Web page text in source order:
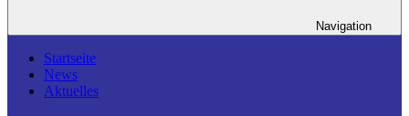
Navigation
Startseite
News
Aktuelles